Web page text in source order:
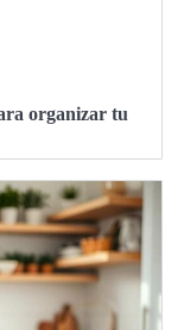
organizar tu